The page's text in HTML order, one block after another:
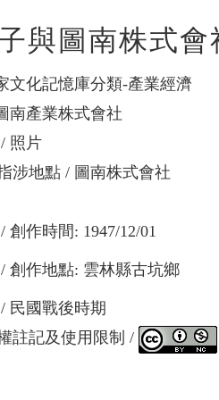
與圖南株式
文化記憶庫分類-產業經濟
南產業株式會社
照片
涉地點
圖南株式會社
創作時間: 1947/12/01
創作地點: 雲林縣古坑鄉
民國戰後時期
註記及使用限制